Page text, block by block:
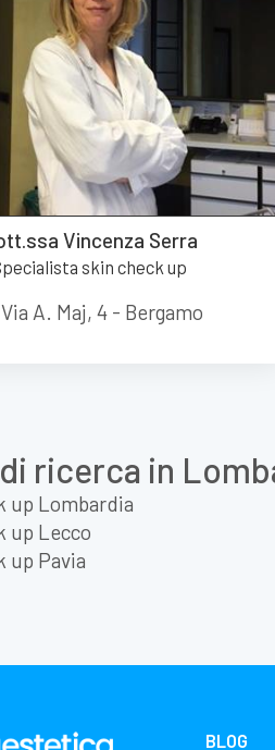
Vincenza Serra
skin check up
Via A. Maj, 4 - Bergamo
ricerca in
up Lombardia
up Lecco
up Pavia
BLOG